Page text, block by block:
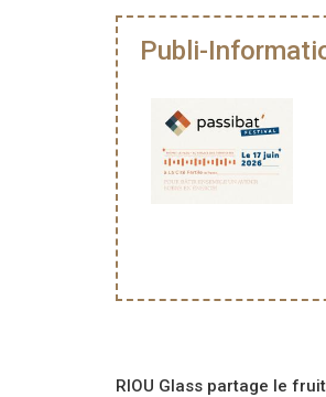
Publi-
RIOU Glass partage le